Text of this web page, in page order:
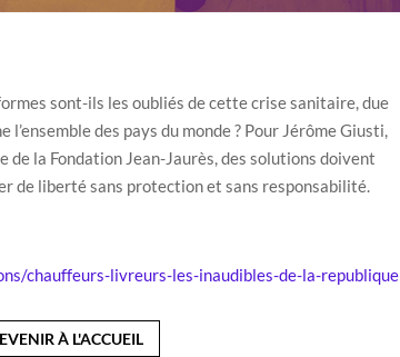
sont-ils les oubliés de cette crise sanitaire, due
l’ensemble des pays du monde ? Pour Jérôme Giusti,
la Fondation Jean-Jaurès, des solutions doivent
de liberté sans protection et sans responsabilité.
chauffeurs-livreurs-les-inaudibles-de-la-republique
À L'ACCUEIL